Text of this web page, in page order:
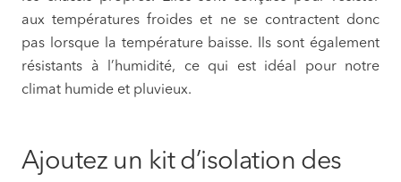
aux températures froides et ne se contractent donc
pas lorsque la température baisse. Ils sont également
résistants à l’humidité, ce qui est idéal pour notre
climat humide et pluvieux.
Ajoutez un kit d’isolation des